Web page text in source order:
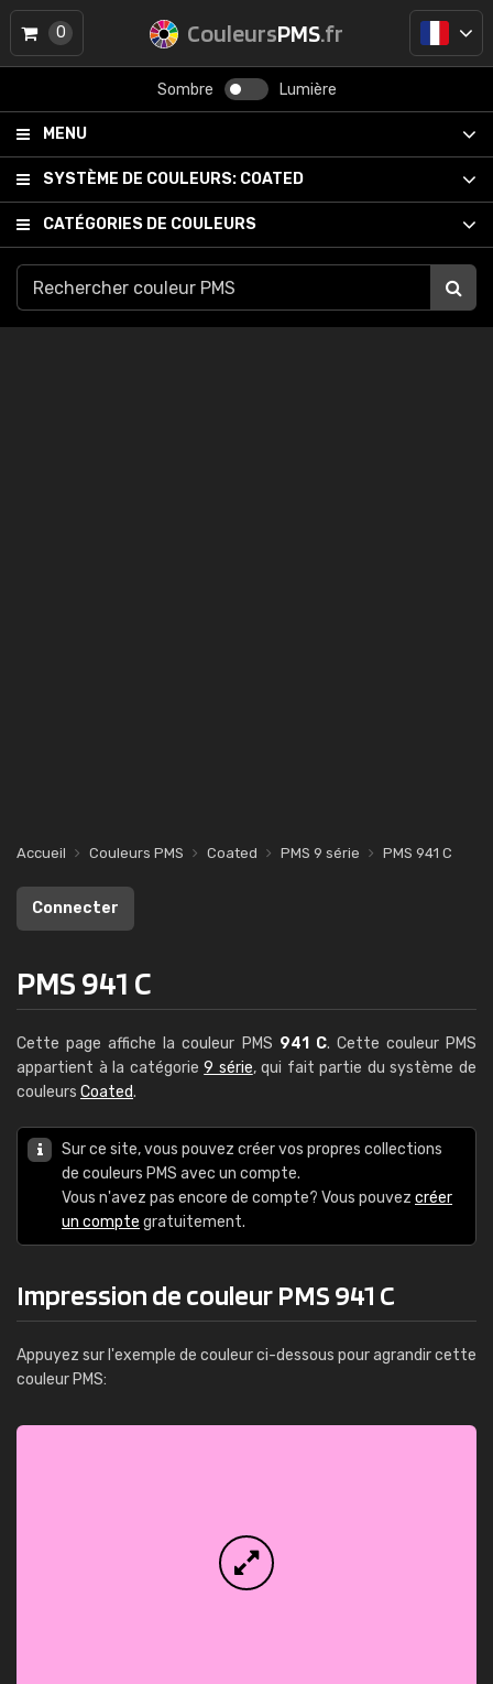
CouleursPMS.fr
Sombre Lumière
MENU
SYSTÈME DE COULEURS: COATED
CATÉGORIES DE COULEURS
0
Accueil Couleurs PMS Coated PMS 9 série PMS 941 C
Connecter
PMS 941 C
Cette page affiche la couleur PMS 941 C. Cette couleur PMS
appartient à la catégorie9 série, qui fait partie du système de
couleurs Coated.
Sur ce site, vous pouvez créer vos propres collections
de couleurs PMS avec un compte.
Vous n'avez pas encore de compte? Vous pouvez créer
un compte gratuitement.
Impression de couleur PMS 941 C
Appuyez sur l'exemple de couleur ci-dessous pour agrandir cette
couleur PMS: